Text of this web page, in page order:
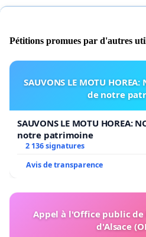
Pétitions promues par d'autres
SAUVONS LE MOTU
de notre
SAUVONS LE MOTU
notre patrimoine
2 136 signatures
Avis de transparence
Appel à l'Office public
d'Alsace